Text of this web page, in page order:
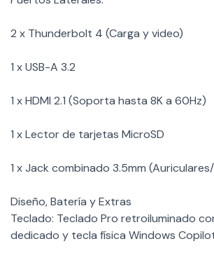
2 x Thunderbolt 4 (Carga y video)
1 x USB-A 3.2
1 x HDMI 2.1 (Soporta hasta 8K a 60Hz)
1 x Lector de tarjetas MicroSD
1 x Jack combinado 3.5mm
Diseño, Batería y Extras
Teclado: Teclado Pro retroiluminado
dedicado y tecla física Windows